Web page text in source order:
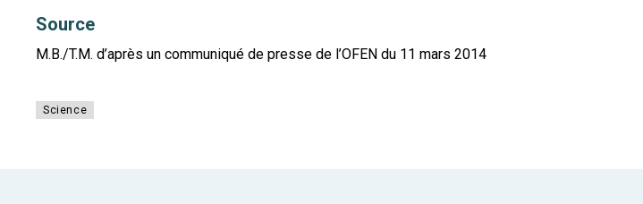
Source
M.B./T.M. d’après un communiqué de presse de l’OFEN du 11 mars 2014
Science